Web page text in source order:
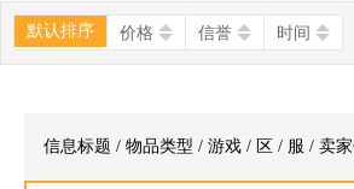
默认排序 价格 信誉 时间
信息标题 / 物品类型 / 游戏 / 区 / 服 / 卖